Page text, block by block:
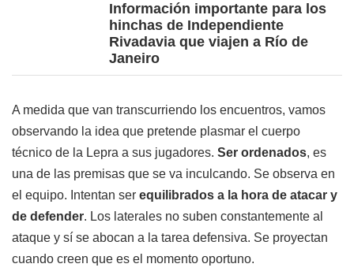
Información importante para los
hinchas de Independiente
Rivadavia que viajen a Río de
Janeiro
A medida que van transcurriendo los encuentros, vamos
observando la idea que pretende plasmar el cuerpo
técnico de la Lepra a sus jugadores. Ser ordenados, es
una de las premisas que se va inculcando. Se observa en
el equipo. Intentan ser equilibrados a la hora de atacar y
de defender. Los laterales no suben constantemente al
ataque y sí se abocan a la tarea defensiva. Se proyectan
cuando creen que es el momento oportuno.